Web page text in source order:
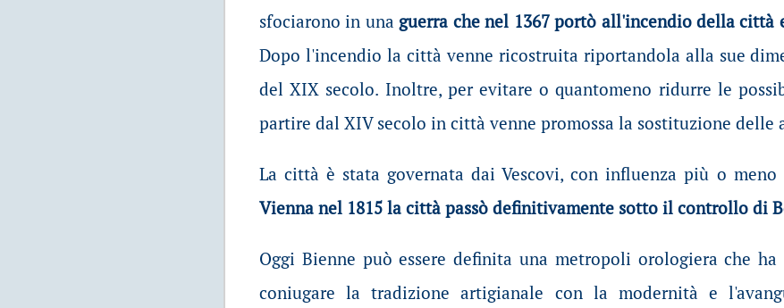
sfociarono in una guerra che nel 1367 portò all'incendio della
Dopo l'incendio la città venne ricostruita riportandola alla sue
del XIX secolo. Inoltre, per evitare o quantomeno ridurre le
partire dal XIV secolo in città venne promossa la sostituzione
La città è stata governata dai Vescovi, con influenza più o
Vienna nel 1815 la città passò definitivamente sotto il controllo di
Oggi Bienne può essere definita una metropoli orologiera che ha
coniugare la tradizione artigianale con la modernità e